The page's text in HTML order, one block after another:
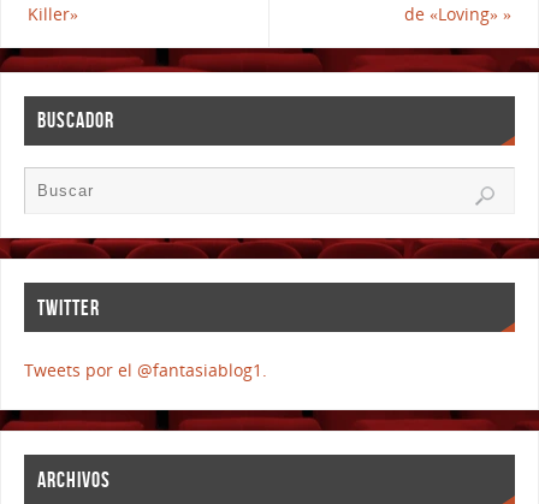
Killer»
de «Loving»»
BUSCADOR
TWITTER
Tweets por el @fantasiablog1.
ARCHIVOS